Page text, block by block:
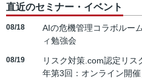
直近のセミナー・イベント
08/18
AIの危機管理コラボルー
ィ勉強会
08/19
リスク対策.com認定リ
年第3回：オンライン開催